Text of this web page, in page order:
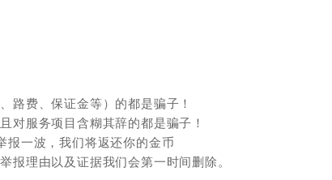
路费、保证金等）的都是骗子！
对服务项目含糊其辞的都是骗子！
报一波，我们将返还你的金币
理由以及证据我们会第一时间删除。